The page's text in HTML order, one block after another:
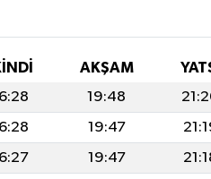
AKŞAM
19:48
19:47
19:47